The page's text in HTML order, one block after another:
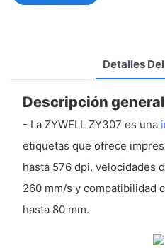
Detalles
Descripción
- La ZYWELL ZY307 es una
etiquetas que ofrece
hasta 576 dpi, velocidades
260 mm/s y compatibilidad
hasta 80 mm.